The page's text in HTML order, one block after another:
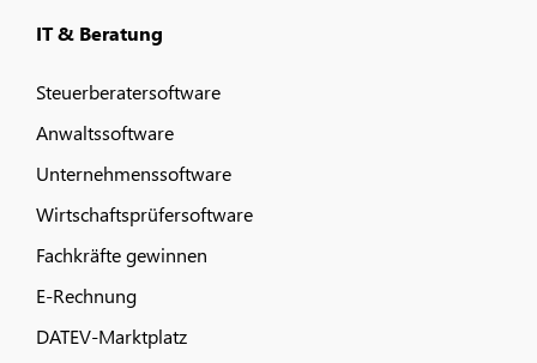
IT & Beratung
Steuerberatersoftware
Anwaltssoftware
Unternehmenssoftware
Wirtschaftsprüfersoftware
Fachkräfte gewinnen
E-Rechnung
DATEV-Marktplatz